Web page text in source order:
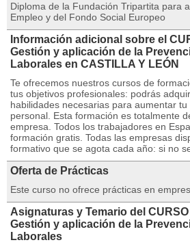
Diploma de la Fundación Tripartita para
Empleo y del Fondo Social Europeo
Información adicional sobre el
Gestión y aplicación de la
Laborales en CASTILLA Y LEÓN
Te ofrecemos nuestros cursos de
tus objetivos profesionales: podrás
habilidades necesarias para aumentar
personal. Esta formación es totalmente
empresa. Todos los trabajadores en
formación gratis. Todas las empresas
formativo que se agota cada año: si no
Oferta de Prácticas
Este curso no ofrece prácticas en
Asignaturas y Temario del
Gestión y aplicación de la
Laborales